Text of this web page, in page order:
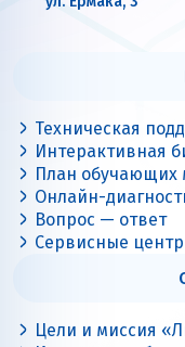
Техническая
Интерактивная
План обучающих
Онлайн-
Вопрос — ответ
Сервисные
Цели и миссия